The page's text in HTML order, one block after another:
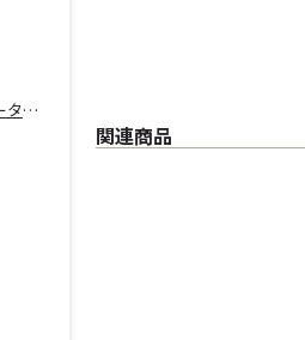
アップサンプラー・D/Dコンバーター 通販
関連商品